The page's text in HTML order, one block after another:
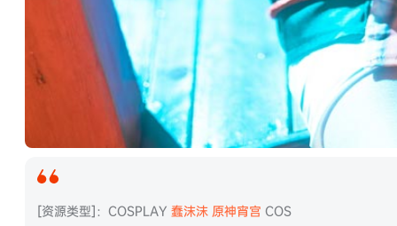
[资源类型]：COSPLAY 蠢沫沫 原神宵宫 COS